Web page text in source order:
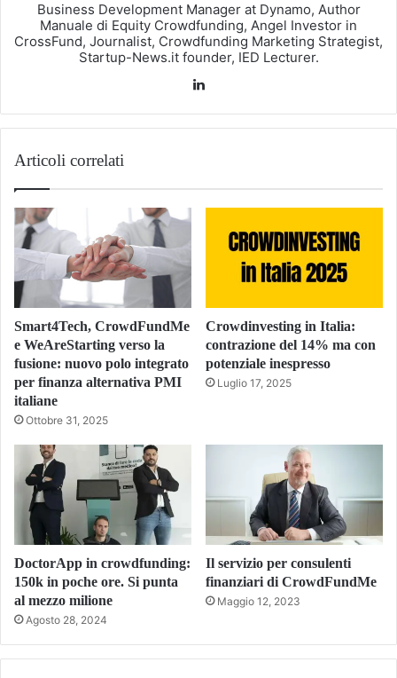
Business Development Manager at Dynamo, Author
Manuale di Equity Crowdfunding, Angel Investor in
CrossFund, Journalist, Crowdfunding Marketing Strategist,
Startup-News.it founder, IED Lecturer.
Articoli correlati
Smart4Tech, CrowdFundMe
e WeAreStarting verso la
fusione: nuovo polo integrato
per finanza alternativa PMI
italiane
Ottobre 31, 2025
Crowdinvesting in Italia:
contrazione del 14% ma con
potenziale inespresso
Luglio 17, 2025
DoctorApp in crowdfunding:
150k in poche ore. Si punta
al mezzo milione
Agosto 28, 2024
Il servizio per consulenti
finanziari di CrowdFundMe
Maggio 12, 2023